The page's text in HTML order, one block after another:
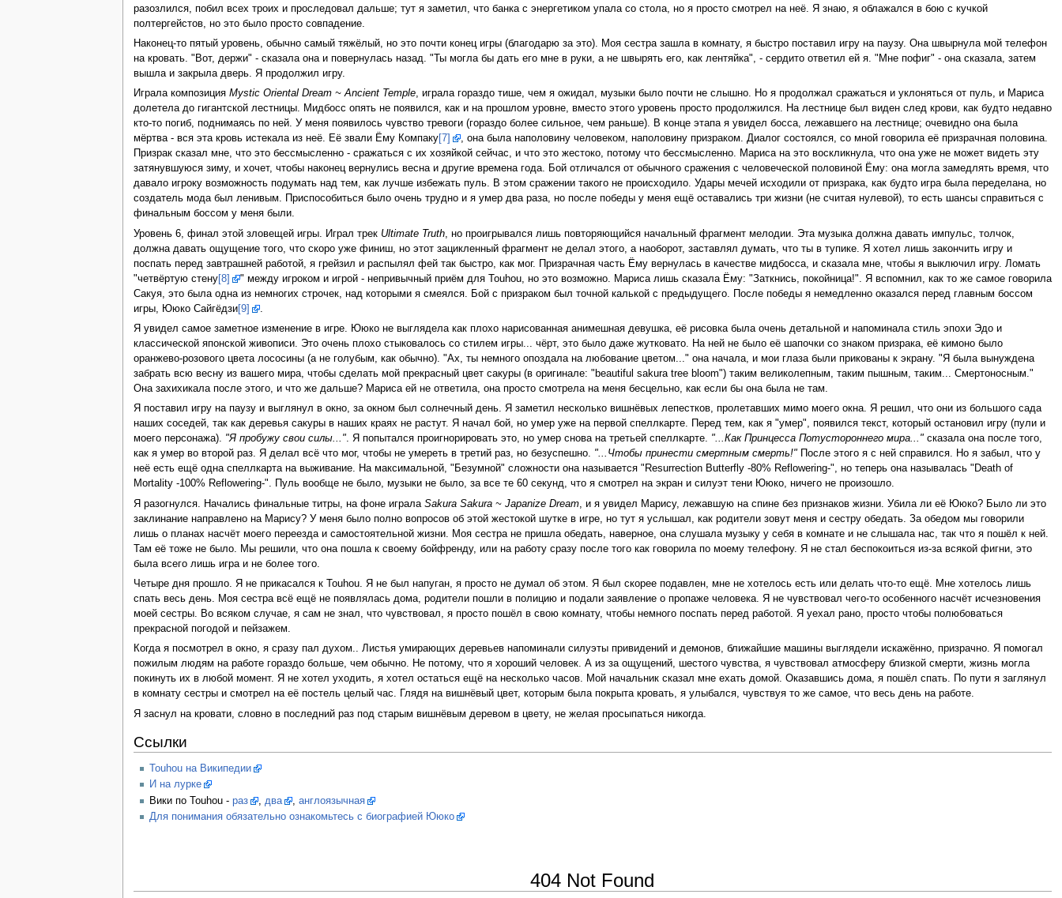
разозлился, побил всех троих и проследовал дальше; тут я заметил, что банка с энергетиком упала со стола, но я просто смотрел на неё. Я знаю, я облажался в бою с кучкой
полтергейстов, но это было просто совпадение.
Наконец-то пятый уровень, обычно самый тяжёлый, но это почти конец игры (благодарю за это). Моя сестра зашла в комнату, я быстро поставил игру на паузу. Она швырнула мой телефон
на кровать. "Вот, держи" - сказала она и повернулась назад. "Ты могла бы дать его мне в руки, а не швырять его, как лентяйка", - сердито ответил ей я. "Мне пофиг" - она сказала, затем
вышла и закрыла дверь. Я продолжил игру.
Играла композиция Mystic Oriental Dream ~ Ancient Temple, играла гораздо тише, чем я ожидал, музыки было почти не слышно. Но я продолжал сражаться и уклоняться от пуль, и Мариса
долетела до гигантской лестницы. Мидбосс опять не появился, как и на прошлом уровне, вместо этого уровень просто продолжился. На лестнице был виден след крови, как будто недавно
кто-то погиб, поднимаясь по ней. У меня появилось чувство тревоги (гораздо более сильное, чем раньше). В конце этапа я увидел босса, лежавшего на лестнице; очевидно она была
мёртва - вся эта кровь истекала из неё. Её звали Ёму Компаку[7]
, она была наполовину человеком, наполовину призраком. Диалог состоялся, со мной говорила её призрачная половина.
Призрак сказал мне, что это бессмысленно - сражаться с их хозяйкой сейчас, и что это жестоко, потому что бессмысленно. Мариса на это воскликнула, что она уже не может видеть эту
затянувшуюся зиму, и хочет, чтобы наконец вернулись весна и другие времена года. Бой отличался от обычного сражения с человеческой половиной Ёму: она могла замедлять время, что
давало игроку возможность подумать над тем, как лучше избежать пуль. В этом сражении такого не происходило. Удары мечей исходили от призрака, как будто игра была переделана, но
создатель мода был ленивым. Приспособиться было очень трудно и я умер два раза, но после победы у меня ещё оставались три жизни (не считая нулевой), то есть шансы справиться с
финальным боссом у меня были.
Уровень 6, финал этой зловещей игры. Играл трек Ultimate Truth, но проигрывался лишь повторяющийся начальный фрагмент мелодии. Эта музыка должна давать импульс, толчок,
должна давать ощущение того, что скоро уже финиш, но этот зацикленный фрагмент не делал этого, а наоборот, заставлял думать, что ты в тупике. Я хотел лишь закончить игру и
поспать перед завтрашней работой, я грейзил и распылял фей так быстро, как мог. Призрачная часть Ёму вернулась в качестве мидбосса, и сказала мне, чтобы я выключил игру. Ломать
"четвёртую стену[8]
" между игроком и игрой - непривычный приём для Touhou, но это возможно. Мариса лишь сказала Ёму: "Заткнись, покойница!". Я вспомнил, как то же самое говорила
Сакуя, это была одна из немногих строчек, над которыми я смеялся. Бой с призраком был точной калькой с предыдущего. После победы я немедленно оказался перед главным боссом
игры, Ююко Сайгёдзи[9]
.
Я увидел самое заметное изменение в игре. Ююко не выглядела как плохо нарисованная анимешная девушка, её рисовка была очень детальной и напоминала стиль эпохи Эдо и
классической японской живописи. Это очень плохо стыковалось со стилем игры... чёрт, это было даже жутковато. На ней не было её шапочки со знаком призрака, её кимоно было
оранжево-розового цвета лососины (а не голубым, как обычно). "Ах, ты немного опоздала на любование цветом..." она начала, и мои глаза были прикованы к экрану. "Я была вынуждена
забрать всю весну из вашего мира, чтобы сделать мой прекрасный цвет сакуры (в оригинале: "beautiful sakura tree bloom") таким великолепным, таким пышным, таким... Смертоносным."
Она захихикала после этого, и что же дальше? Мариса ей не ответила, она просто смотрела на меня бесцельно, как если бы она была не там.
Я поставил игру на паузу и выглянул в окно, за окном был солнечный день. Я заметил несколько вишнёвых лепестков, пролетавших мимо моего окна. Я решил, что они из большого сада
наших соседей, так как деревья сакуры в наших краях не растут. Я начал бой, но умер уже на первой спеллкарте. Перед тем, как я "умер", появился текст, который остановил игру (пули и
моего персонажа). "Я пробужу свои силы...". Я попытался проигнорировать это, но умер снова на третьей спеллкарте. "...Как Принцесса Потустороннего мира..."сказала она после того,
как я умер во второй раз. Я делал всё что мог, чтобы не умереть в третий раз, но безуспешно. "...Чтобы принести смертным смерть!"После этого я с ней справился. Но я забыл, что у
неё есть ещё одна спеллкарта на выживание. На максимальной, "Безумной" сложности она называется "Resurrection Butterfly -80% Reflowering-", но теперь она называлась "Death of
Mortality -100% Reflowering-". Пуль вообще не было, музыки не было, за все те 60 секунд, что я смотрел на экран и силуэт тени Ююко, ничего не произошло.
Я разогнулся. Начались финальные титры, на фоне играла Sakura Sakura ~ Japanize Dream, и я увидел Марису, лежавшую на спине без признаков жизни. Убила ли её Ююко? Было ли это
заклинание направлено на Марису? У меня было полно вопросов об этой жестокой шутке в игре, но тут я услышал, как родители зовут меня и сестру обедать. За обедом мы говорили
лишь о планах насчёт моего переезда и самостоятельной жизни. Моя сестра не пришла обедать, наверное, она слушала музыку у себя в комнате и не слышала нас, так что я пошёл к ней.
Там её тоже не было. Мы решили, что она пошла к своему бойфренду, или на работу сразу после того как говорила по моему телефону. Я не стал беспокоиться из-за всякой фигни, это
была всего лишь игра и не более того.
Четыре дня прошло. Я не прикасался к Touhou. Я не был напуган, я просто не думал об этом. Я был скорее подавлен, мне не хотелось есть или делать что-то ещё. Мне хотелось лишь
спать весь день. Моя сестра всё ещё не появлялась дома, родители пошли в полицию и подали заявление о пропаже человека. Я не чувствовал чего-то особенного насчёт исчезновения
моей сестры. Во всяком случае, я сам не знал, что чувствовал, я просто пошёл в свою комнату, чтобы немного поспать перед работой. Я уехал рано, просто чтобы полюбоваться
прекрасной погодой и пейзажем.
Когда я посмотрел в окно, я сразу пал духом.. Листья умирающих деревьев напоминали силуэты привидений и демонов, ближайшие машины выглядели искажённо, призрачно. Я помогал
пожилым людям на работе гораздо больше, чем обычно. Не потому, что я хороший человек. А из за ощущений, шестого чувства, я чувствовал атмосферу близкой смерти, жизнь могла
покинуть их в любой момент. Я не хотел уходить, я хотел остаться ещё на несколько часов. Мой начальник сказал мне ехать домой. Оказавшись дома, я пошёл спать. По пути я заглянул
в комнату сестры и смотрел на её постель целый час. Глядя на вишнёвый цвет, которым была покрыта кровать, я улыбался, чувствуя то же самое, что весь день на работе.
Я заснул на кровати, словно в последний раз под старым вишнёвым деревом в цвету, не желая просыпаться никогда.
Ссылки
Touhou на Википедии
И на лурке
Вики по Touhou - раз , два , англоязычная
Для понимания обязательно ознакомьтесь с биографией Ююко
404 Not Found